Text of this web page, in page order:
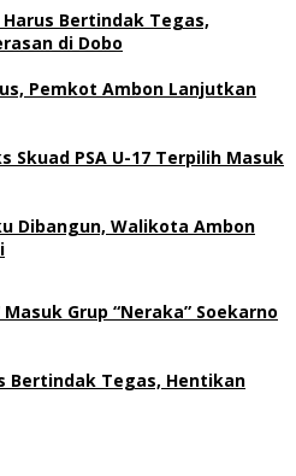
Bertindak Tegas,
di Dobo
Pemkot Ambon Lanjutkan
Skuad PSA U-17 Terpilih Masuk
Dibangun, Walikota Ambon
Grup “Neraka” Soekarno
Bertindak Tegas, Hentikan